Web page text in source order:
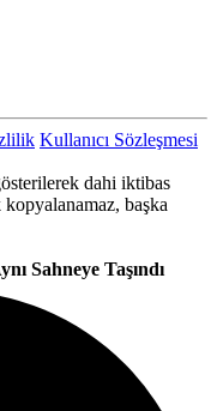
Kullanıcı Sözleşmesi
dahi iktibas
başka
Sahneye Taşındı